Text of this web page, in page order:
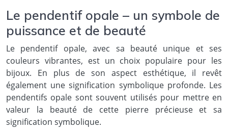
Le pendentif opale – un symbole de
puissance et de beauté
Le pendentif opale, avec sa beauté unique et ses
couleurs vibrantes, est un choix populaire pour les
bijoux. En plus de son aspect esthétique, il revêt
également une signification symbolique profonde. Les
pendentifs opale sont souvent utilisés pour mettre en
valeur la beauté de cette pierre précieuse et sa
signification symbolique.